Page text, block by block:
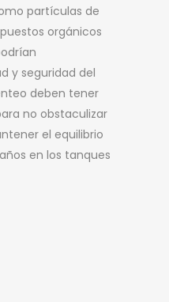
partículas de
orgánicos
y seguridad del
deben tener
no obstaculizar
el equilibrio
en los tanques